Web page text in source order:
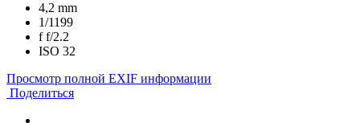
4,2 mm
1/1199
ff/2.2
ISO 32
Просмотр полной EXIF информации
Поделиться